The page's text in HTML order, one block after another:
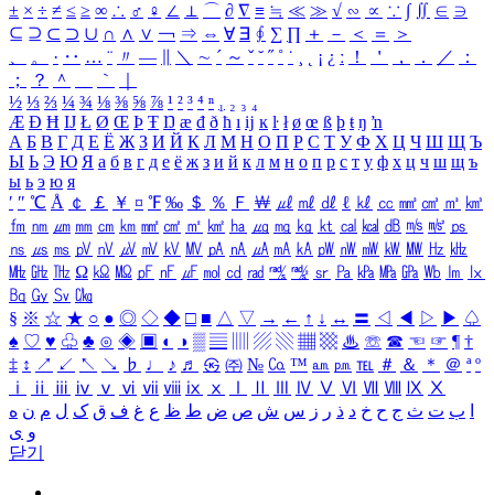
± × ÷ ≠ ≤ ≥ ∞ ∴ ♂ ♀ ∠ ⊥ ⌒ ∂ ∇ ≡ ≒ ≪ ≫ √ ∽ ∝ ∵ ∫ ∬ ∈ ∋
⊆ ⊇ ⊂ ⊃ ∪ ∩ ∧ ∨ ￢ ⇒ ⇔ ∀ ∃ ∮ ∑ ∏ ＋ － ＜ ＝
＞
、
。 · ‥ … ¨ 〃 ― ＼ ∼ ´ ～ ˇ ˘ ˝ ˚ ˙ ¸ ¡ ¿ ː ！ ＇ ， ． ／
：
；
？ ＾ ｀
½ ⅓ ⅔ ¼ ¾ ⅛ ⅜ ⅝ ⅞ ¹ ² ³ ⁴ ⁿ ₁ ₂ ₃ ₄
Æ Ð Ħ Ĳ Ł Ø Œ Þ Ŧ Ŋ æ đ ð ħ ı ĳ ĸ ŀ ł ø œ ß þ ŧ ŋ ŉ
А Б В Г Д Е Ё Ж З И Й К Л М Н О П Р С Т У Ф Х Ц Ч Ш Щ Ъ
Ы Ь Э Ю Я а б в г д е ё ж з и й к л м н о п р с т у ф х ц ч ш щ ъ
ы ь э ю я
′ ″ ℃ Å ￠ ￡ ￥ ¤ ℉ ‰ ＄ ％ Ｆ ￦ ㎕ ㎖ ㎗ ℓ ㎘ ㏄ ㎣ ㎤ ㎥ ㎦
㎙ ㎚ ㎛ ㎜ ㎝ ㎞ ㎟ ㎠ ㎡ ㎢ ㏊ ㎍ ㎎ ㎏ ㏏ ㎈ ㎉ ㏈ ㎧ ㎨ ㎰
㎱ ㎲ ㎳ ㎴ ㎵ ㎶ ㎷ ㎸ ㎹ ㎀ ㎁ ㎂ ㎃ ㎄ ㎺ ㎻ ㎽ ㎾ ㎿ ㎐ ㎑
㎒ ㎓ ㎔ Ω ㏀ ㏁ ㎊ ㎋ ㎌ ㏖ ㏅ ㎭ ㎮ ㎯ ㏛ ㎩ ㎪ ㎫ ㎬ ㏝ ㏐
㏓
㏃ ㏉ ㏜ ㏆
§ ※ ☆ ★ ○ ● ◎ ◇ ◆ □ ■ △ ▽ → ← ↑ ↓ ↔ 〓 ◁ ◀ ▷ ▶ ♤
♠ ♡ ♥ ♧ ♣ ⊙ ◈ ▣ ◐ ◑ ▒ ▤ ▨ ▧ ▦ ▩ ♨ ☏ ☎ ☜ ☞ ¶ †
‡ ↕ ↗ ↙ ↖ ↘ ♭ ♩ ♪ ♬ ㉿ ㈜ № ㏇ ™ ㏂ ㏘ ℡ ＃ ＆ ＊ ＠ ª º
ⅰ
ⅱ ⅲ ⅳ ⅴ ⅵ ⅶ ⅷ ⅸ ⅹ Ⅳ Ⅴ Ⅵ Ⅶ Ⅷ Ⅸ Ⅹ
ب ت ث ج ح خ د ذ ر ز س ش ص ض ط ظ ع غ ف ق ک ل م ن ه
و ی
닫기